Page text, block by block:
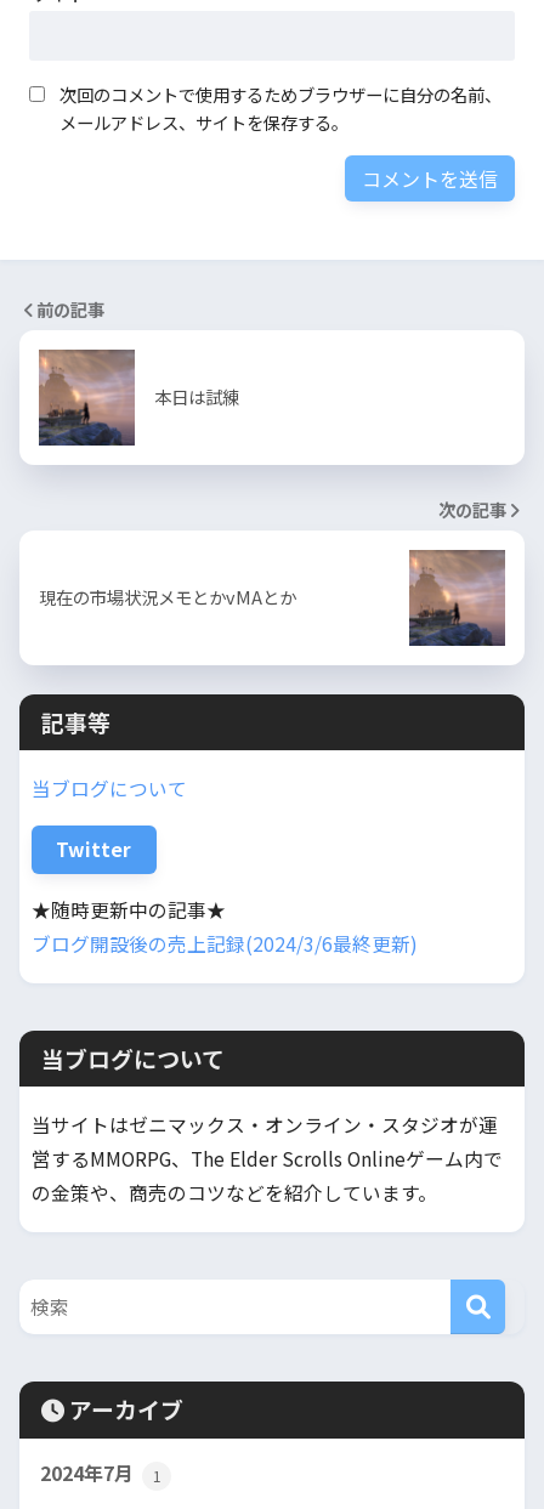
次回のコメントで使用するためブラウザーに自分の名前、
メールアドレス、サイトを保存する。
前の記事
本日は試練
次の記事
現在の市場状況メモとかvMAとか
記事等
当ブログについて
Twitter
★随時更新中の記事★
ブログ開設後の売上記録(2024/3/6最終更新)
当ブログについて
当サイトはゼニマックス・オンライン・スタジオが運
営するMMORPG、The Elder Scrolls Onlineゲーム内で
の金策や、商売のコツなどを紹介しています。
アーカイブ
2024年7月 1